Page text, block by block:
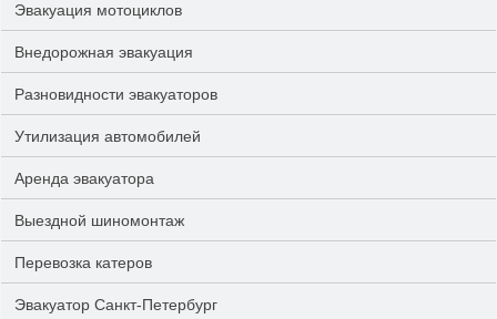
Эвакуация мотоциклов
Внедорожная эвакуация
Разновидности эвакуаторов
Утилизация автомобилей
Аренда эвакуатора
Выездной шиномонтаж
Перевозка катеров
Эвакуатор Санкт-Петербург